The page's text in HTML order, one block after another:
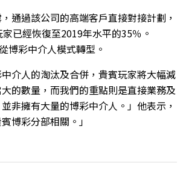
通過該公司的高端客戶直接對接計劃，
已經恢復至2019年水平的35％。
博彩中介人模式轉型。
中介人的淘汰及合併，貴賓玩家將大幅減
的數量，而我們的重點則是直接業務及
非擁有大量的博彩中介人。」他表示，
博彩分部相關。」